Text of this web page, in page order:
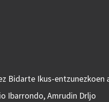
Bidarte Ikus-entzunezkoen
Ibarrondo, Amrudin Drljo